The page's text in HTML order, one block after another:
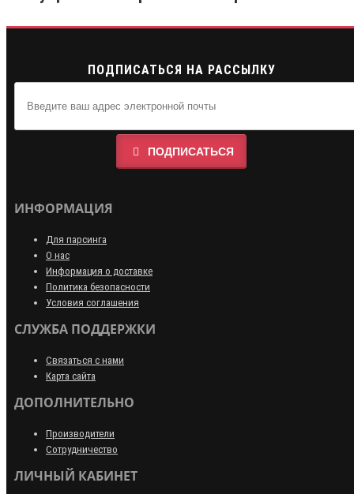
ПОДПИСАТЬСЯ НА РАССЫЛКУ
ПОДПИСАТЬСЯ
ИНФОРМАЦИЯ
Для парсинга
О нас
Информация о доставке
Политика безопасности
Условия соглашения
СЛУЖБА ПОДДЕРЖКИ
Связаться с нами
Карта сайта
ДОПОЛНИТЕЛЬНО
Производители
Сотрудничество
ЛИЧНЫЙ КАБИНЕТ